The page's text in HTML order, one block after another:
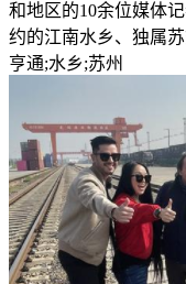
和地区的10余位媒体
约的江南水乡、独属
亨通;水乡;苏州